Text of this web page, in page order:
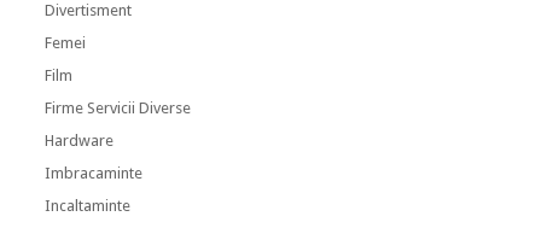
Divertisment
Femei
Film
Firme Servicii Diverse
Hardware
Imbracaminte
Incaltaminte